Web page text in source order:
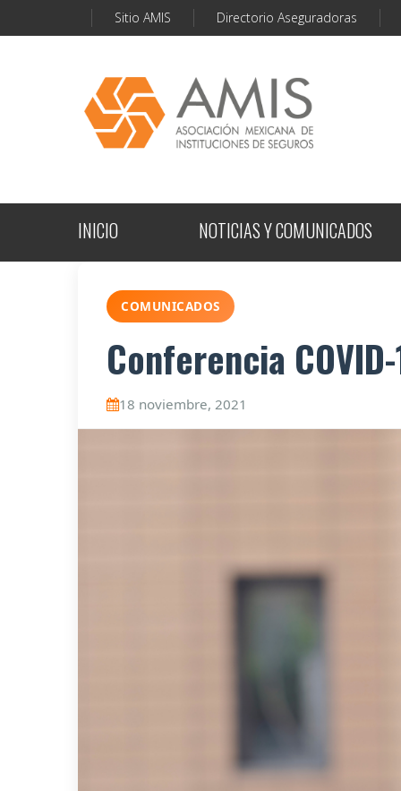
Sitio AMIS Directorio Aseguradoras
INICIO NOTICIAS Y COMUNICADOS
COMUNICADOS
Conferencia
18 noviembre, 2021